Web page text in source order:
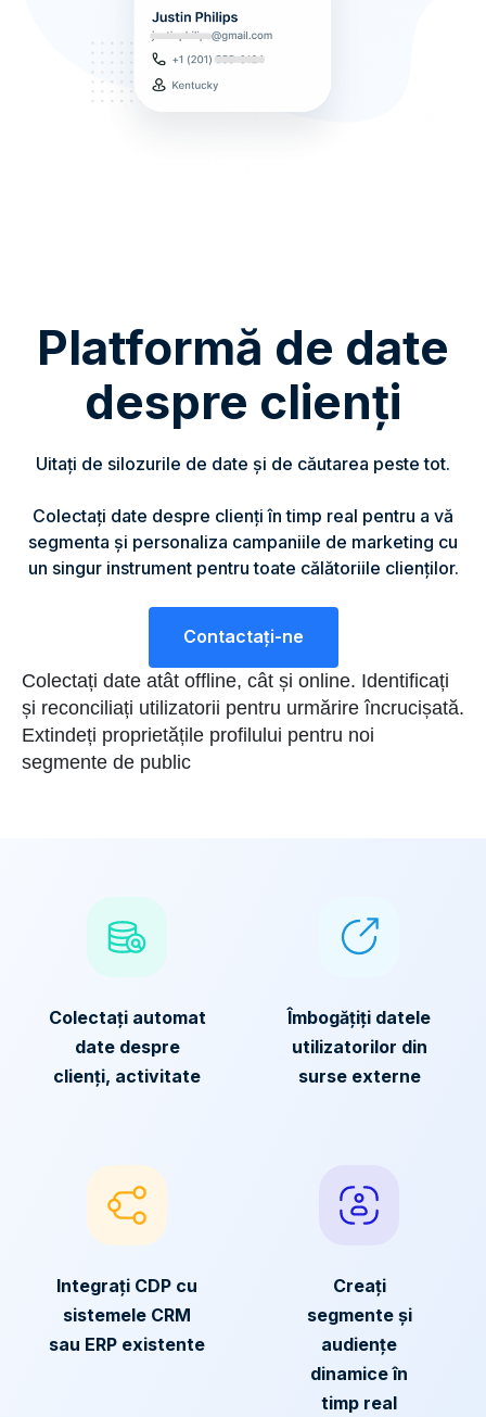
Platformă de date
despre clienți
Uitați de silozurile de date și de căutarea peste tot.
Colectați date despre clienți în timp real pentru a vă
segmenta și personaliza campaniile de marketing cu
un singur instrument pentru toate călătoriile clienților.
Contactaţi-ne
Colectați date atât offline, cât și online. Identificați
și reconciliați utilizatorii pentru urmărire încrucișată.
Extindeți proprietățile profilului pentru noi
segmente de public
Colectați automat
date despre
clienți, activitate
Îmbogățiți datele
utilizatorilor din
surse externe
Integrați CDP cu
sistemele CRM
sau ERP existente
Creați
segmente și
audiențe
dinamice în
timp real